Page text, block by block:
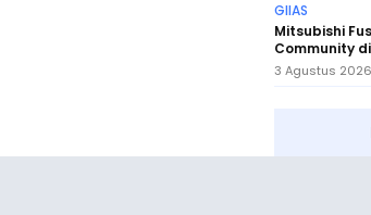
GIIAS
Mitsubishi
Community
3 Agustus 2026